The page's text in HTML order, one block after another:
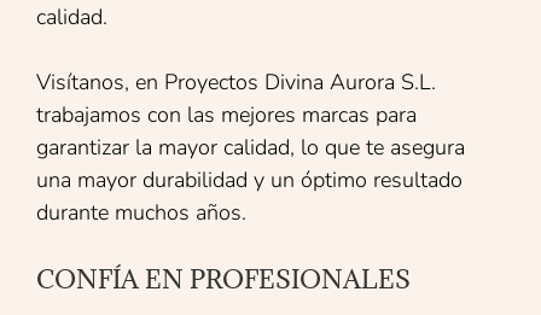
calidad.
Visítanos, en Proyectos Divina Aurora S.L.
trabajamos con las mejores marcas para
garantizar la mayor calidad, lo que te asegura
una mayor durabilidad y un óptimo resultado
durante muchos años.
CONFÍA EN PROFESIONALES